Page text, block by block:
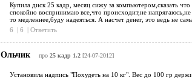
Купила диск 25 кадр, месяц сижу за компьютером,сказать
спокойно воспринимаю все,что происходит,не
то медленнее,буду надеяться. А насчет денег, это ведь не
6
| 6 | Ответить
Ольчик про 25 кадр 1.2[24-07-2012]
Установила надпись "Похудеть на 10 кг". Вес до 100 гр